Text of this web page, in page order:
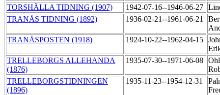
TORSHÄLLA TIDNING (1907)
1942-07-16--1946-06-27
TRANÅS TIDNING (1892)
1936-02-21--1961-06-21
TRANÅSPOSTEN (1918)
1924-10-22--1962-04-15
TRELLEBORGS ALLEHANDA
(1876)
1935-07-30--1971-06-08
TRELLEBORGSTIDNINGEN
(1896)
1935-11-23--1954-12-31